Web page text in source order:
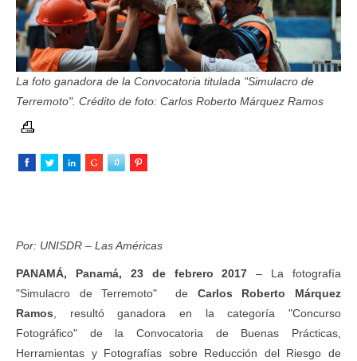
La foto ganadora de la Convocatoria titulada "Simulacro de
Terremoto". Crédito de foto: Carlos Roberto Márquez Ramos
Por: UNISDR – Las Américas
PANAMÁ, Panamá, 23 de febrero 2017 – La fotografía
"Simulacro de Terremoto" de Carlos Roberto Márquez
Ramos, resultó ganadora en la categoría "Concurso
Fotográfico" de la Convocatoria de Buenas Prácticas,
Herramientas y Fotografías sobre Reducción del Riesgo de